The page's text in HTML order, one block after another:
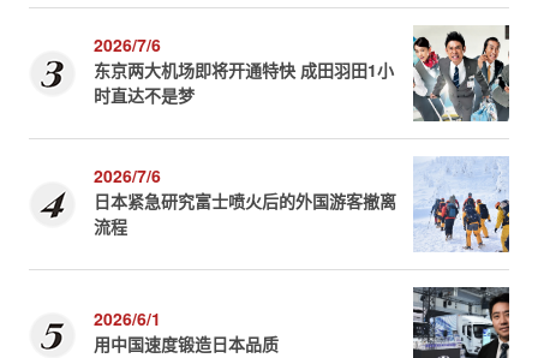
2026/7/6
东京两大机场即将开通特快 成田羽田1小
时直达不是梦
2026/7/6
日本紧急研究富士喷火后的外国游客撤离
流程
2026/6/1
用中国速度锻造日本品质